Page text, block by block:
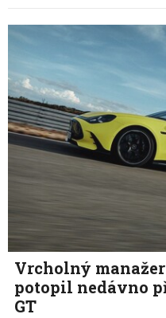
Vrcholný
potopil nedávno
GT